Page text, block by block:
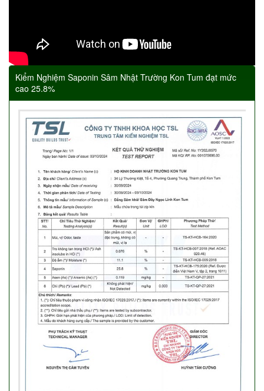
Kiểm Nghiệm Saponin Sâm Nhật Trường Kon Tum đạt mức
cao 25.8%